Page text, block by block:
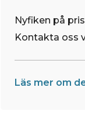
Nyfiken på
Kontakta oss
Läs mer om